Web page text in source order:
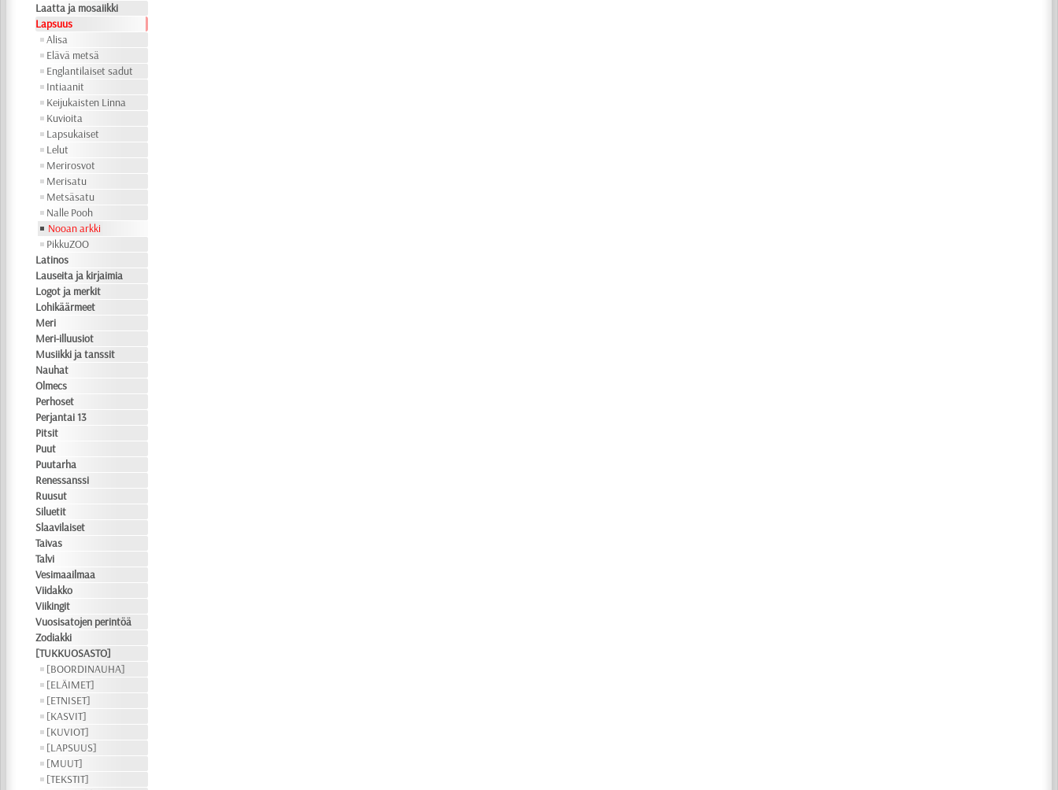
Laatta ja mosaiikki
Lapsuus
Alisa
Elävä metsä
Englantilaiset sadut
Intiaanit
Keijukaisten Linna
Kuvioita
Lapsukaiset
Lelut
Merirosvot
Merisatu
Metsäsatu
Nalle Pooh
Nooan arkki
PikkuZOO
Latinos
Lauseita ja kirjaimia
Logot ja merkit
Lohikäärmeet
Meri
Meri-illuusiot
Musiikki ja tanssit
Nauhat
Olmecs
Perhoset
Perjantai 13
Pitsit
Puut
Puutarha
Renessanssi
Ruusut
Siluetit
Slaavilaiset
Taivas
Talvi
Vesimaailmaa
Viidakko
Viikingit
Vuosisatojen perintöä
Zodiakki
[TUKKUOSASTO]
[BOORDINAUHA]
[ELÄIMET]
[ETNISET]
[KASVIT]
[KUVIOT]
[LAPSUUS]
[MUUT]
[TEKSTIT]